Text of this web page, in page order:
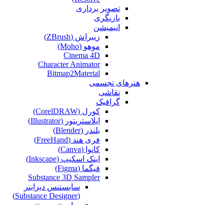
تصویر برداری
بازیگری
انیمیشن
زیبراش (ZBrush)
موهو (Moho)
Cinema 4D
Character Animator
Bitmap2Material
هنرهای تجسمی
نقاشی‌
گرافیک
کورل (CorelDRAW)
ایلاستریتور (Illustrator)
بلندر (Blender)
فری هند (FreeHand)
کانوا (Canva)
اینک اسکیپ (Inkscape)
فیگما (Figma‎)
Substance 3D Sampler
سابستنس دیزاینر
(Substance Designer)